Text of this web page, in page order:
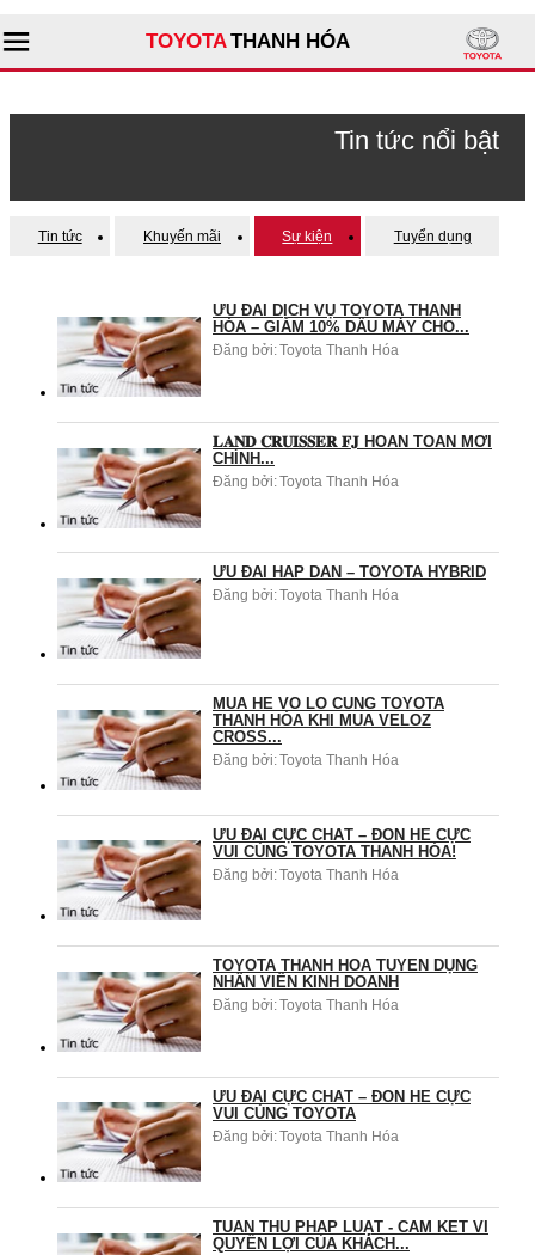
TOYOTATHANH HÓA
Giới thiệu đại lý
Dịch vụ
Tư vấn
Tin tức nổi bật
Tin tức Khuyến mãi Sự kiện Tuyển dụng
ƯU ĐÃI DỊCH VỤ TOYOTA THANH
HÓA – GIẢM 10% DẦU MÁY CHO...
Đăng bởi:Toyota Thanh Hóa
𝐋𝐀𝐍𝐃 𝐂𝐑𝐔𝐈𝐒𝐒𝐄𝐑 𝐅𝐉 HOÀN TOÀN MỚI
CHÍNH...
Đăng bởi:Toyota Thanh Hóa
ƯU ĐÃI HẤP DẪN – TOYOTA HYBRID
Đăng bởi:Toyota Thanh Hóa
MÙA HÈ VÔ LO CÙNG TOYOTA
THANH HÓA KHI MUA VELOZ
CROSS...
Đăng bởi:Toyota Thanh Hóa
ƯU ĐÃI CỰC CHẤT – ĐÓN HÈ CỰC
VUI CÙNG TOYOTA THANH HÓA!
Đăng bởi:Toyota Thanh Hóa
TOYOTA THANH HÓA TUYỂN DỤNG
NHÂN VIÊN KINH DOANH
Đăng bởi:Toyota Thanh Hóa
ƯU ĐÃI CỰC CHẤT – ĐÓN HÈ CỰC
VUI CÙNG TOYOTA
Đăng bởi:Toyota Thanh Hóa
TUÂN THỦ PHÁP LUẬT - CAM KẾT VÌ
QUYỀN LỢI CỦA KHÁCH...